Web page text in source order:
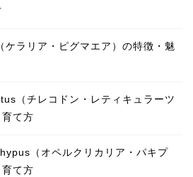
ラリア・ピグマエア）の特徴・魅
（チレコドン・レティキュラーツ
て方
（オペルクリカリア・パキプ
て方